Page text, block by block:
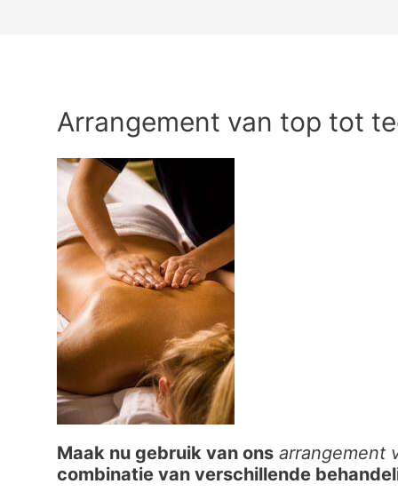
Arrangement van top tot
Maak nu gebruik van ons arrangement
combinatie van verschillende